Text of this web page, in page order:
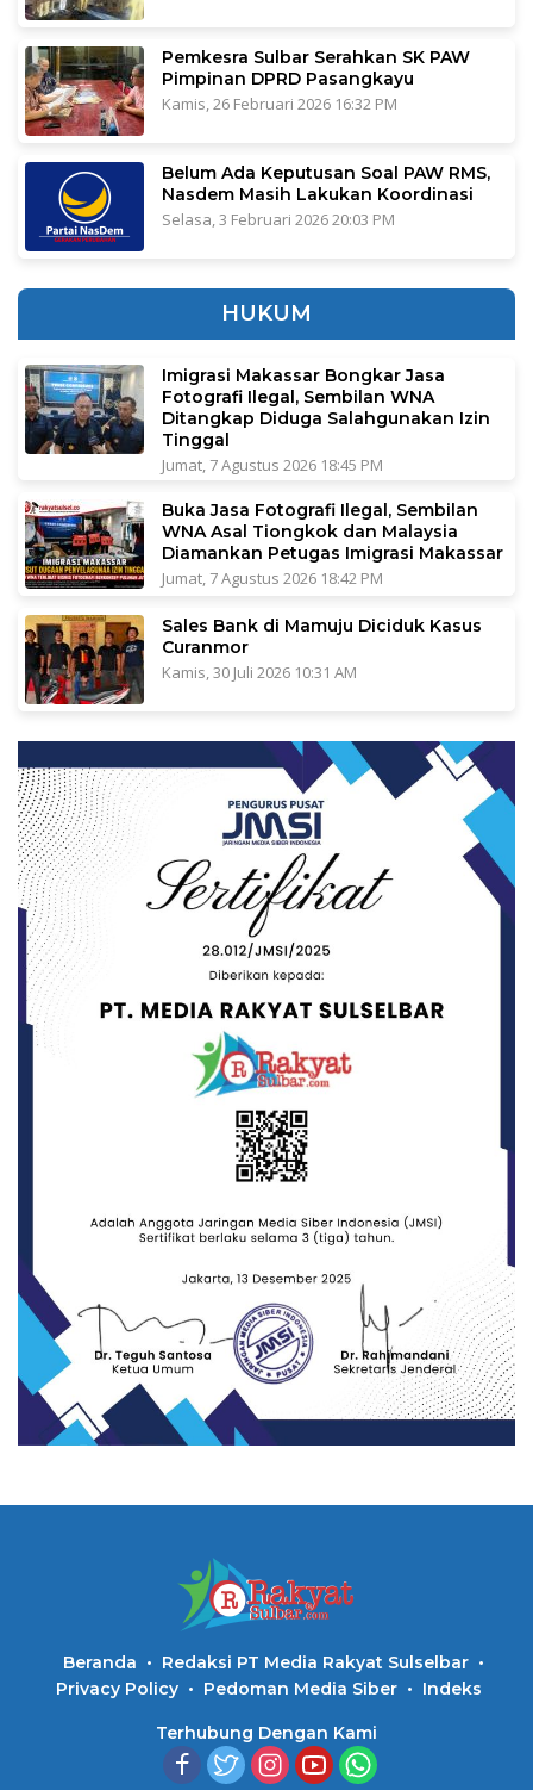
Pemkesra Sulbar Serahkan SK PAW
Pimpinan DPRD Pasangkayu
Kamis, 26 Februari 2026 16:32 PM
Belum Ada Keputusan Soal PAW RMS,
Nasdem Masih Lakukan Koordinasi
Selasa, 3 Februari 2026 20:03 PM
HUKUM
Imigrasi Makassar Bongkar Jasa
Fotografi Ilegal, Sembilan WNA
Ditangkap Diduga Salahgunakan Izin
Tinggal
Jumat, 7 Agustus 2026 18:45 PM
Buka Jasa Fotografi Ilegal, Sembilan
WNA Asal Tiongkok dan Malaysia
Diamankan Petugas Imigrasi Makassar
Jumat, 7 Agustus 2026 18:42 PM
Sales Bank di Mamuju Diciduk Kasus
Curanmor
Kamis, 30 Juli 2026 10:31 AM
Beranda
Redaksi PT Media Rakyat Sulselbar
Privacy Policy
Pedoman Media Siber Indeks
Terhubung Dengan Kami